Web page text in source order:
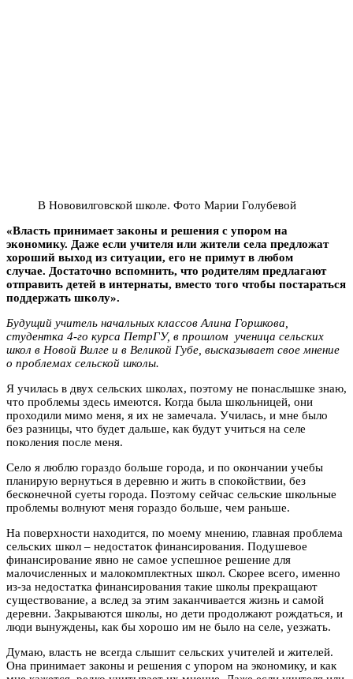
В Нововилговской школе. Фото Марии Голубевой
«Власть принимает законы и решения с упором на
экономику. Даже если учителя или жители села предложат
хороший выход из ситуации, его не примут в любом
случае. Достаточно вспомнить, что родителям предлагают
отправить детей в интернаты, вместо того чтобы постараться
поддержать школу».
Будущий учитель начальных классов Алина Горшкова,
студентка 4-го курса ПетрГУ, в прошлом ученица сельских
школ в Новой Вилге и в Великой Губе, высказывает свое мнение
о проблемах сельской школы.
Я училась в двух сельских школах, поэтому не понаслышке знаю,
что проблемы здесь имеются. Когда была школьницей, они
проходили мимо меня, я их не замечала. Училась, и мне было
без разницы, что будет дальше, как будут учиться на селе
поколения после меня.
Село я люблю гораздо больше города, и по окончании учебы
планирую вернуться в деревню и жить в спокойствии, без
бесконечной суеты города. Поэтому сейчас сельские школьные
проблемы волнуют меня гораздо больше, чем раньше.
На поверхности находится, по моему мнению, главная проблема
сельских школ – недостаток финансирования. Подушевое
финансирование явно не самое успешное решение для
малочисленных и малокомплектных школ. Скорее всего, именно
из-за недостатка финансирования такие школы прекращают
существование, а вслед за этим заканчивается жизнь и самой
деревни. Закрываются школы, но дети продолжают рождаться, и
люди вынуждены, как бы хорошо им не было на селе, уезжать.
Думаю, власть не всегда слышит сельских учителей и жителей.
Она принимает законы и решения с упором на экономику, и как